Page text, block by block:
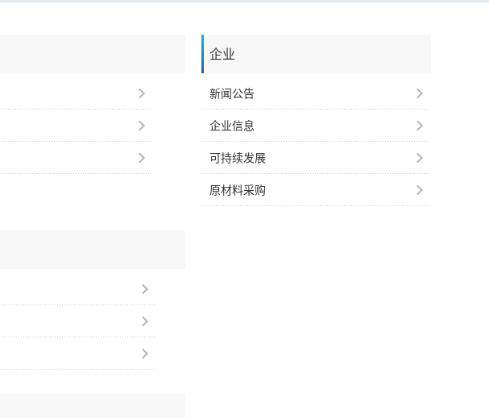
企业
新闻公告
企业信息
可持续发展
原材料采购